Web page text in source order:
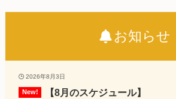
お知らせ
2026年8月3日
【8月のスケジュール】